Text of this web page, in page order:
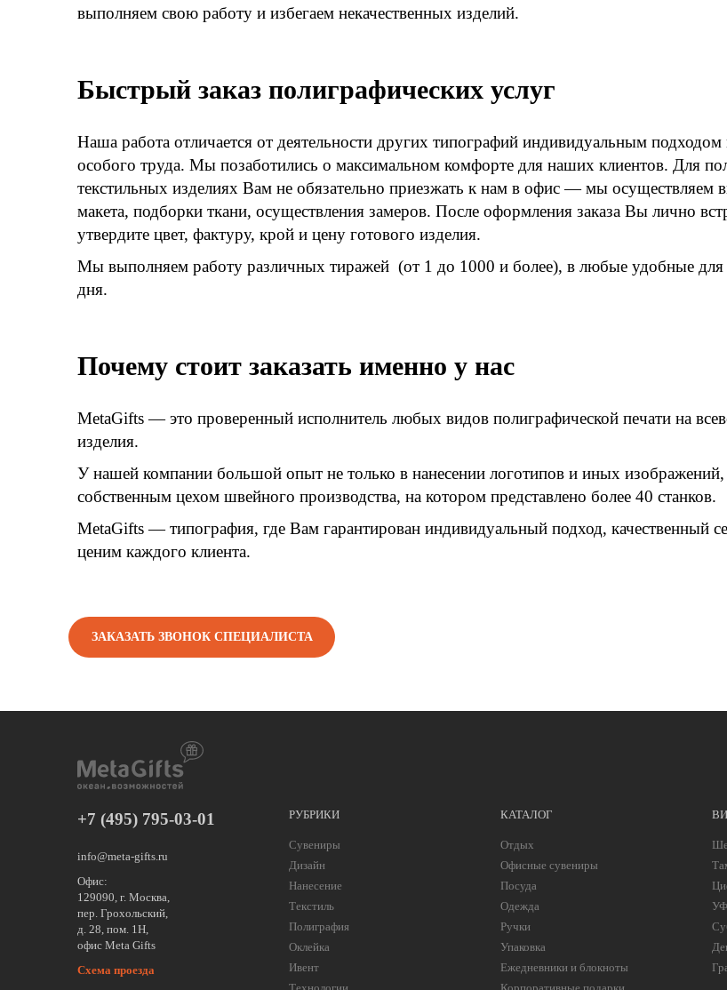
выполняем свою работу и избегаем некачественных изделий.
Быстрый заказ полиграфических услуг
Наша работа отличается от деятельности других типографий индивидуальным подходом
особого труда. Мы позаботились о максимальном комфорте для наших клиентов. Для
текстильных изделиях Вам не обязательно приезжать к нам в офис — мы осуществляем
макета, подборки ткани, осуществления замеров. После оформления заказа Вы лично
утвердите цвет, фактуру, крой и цену готового изделия.
Мы выполняем работу различных тиражей (от 1 до 1000 и более), в любые удобные для
дня.
Почему стоит заказать именно у нас
MetaGifts — это проверенный исполнитель любых видов полиграфической печати на
изделия.
У нашей компании большой опыт не только в нанесении логотипов и иных
собственным цехом швейного производства, на котором представлено более 40 станков.
MetaGifts — типография, где Вам гарантирован индивидуальный подход, качественный
ценим каждого клиента.
ЗАКАЗАТЬ ЗВОНОК СПЕЦИАЛИСТА
+7 (495) 795-03-01
info@meta-gifts.ru
Офис:
129090, г. Москва,
пер. Грохольский,
д. 28, пом. 1Н,
офис Meta Gifts
Схема проезда
РУБРИКИ
Сувениры
Дизайн
Нанесение
Текстиль
Полиграфия
Оклейка
Ивент
КАТАЛОГ
Отдых
Офисные сувениры
Посуда
Одежда
Ручки
Упаковка
Ежедневники и блокноты